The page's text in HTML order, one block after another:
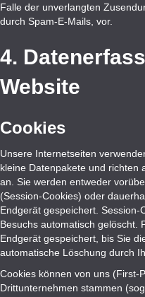
Falle der unverlangten
durch Spam-E-Mails, vor.
4.
Website
Cookies
Unsere Internetseiten
kleine Datenpakete und richten
an. Sie werden entweder
(Session-Cookies) oder
Endgerät gespeichert.
Besuchs automatisch gelöscht.
Endgerät gespeichert, bis Sie
automatische Löschung durch
Cookies können von uns (First-
Drittunternehmen stammen